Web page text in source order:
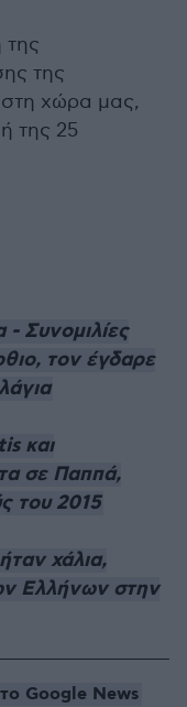
της
της
χώρα μας,
της 25
Συνομιλίες
τον έγδαρε
και
σε Παππά,
του 2015
χάλια,
Ελλήνων στην
Google News